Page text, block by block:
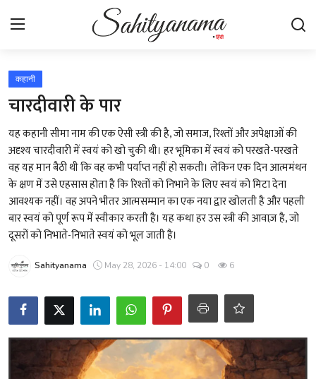
स्वतंत्रता सेनानी
साहित्य समाचार
होम
कहानी
कविता
आलेख
शख्सियत
धरोहर
कहानी
चारदीवारी के पार
यह कहानी सीमा नाम की एक ऐसी स्त्री की है, जो समाज, रिश्तों और अपेक्षाओं की
अदृश्य चारदीवारी में स्वयं को खो चुकी थी। हर भूमिका में स्वयं को परखते-परखते
वह यह मान बैठी थी कि वह कभी पर्याप्त नहीं हो सकती। लेकिन एक दिन आत्ममंथन
के क्षण में उसे एहसास होता है कि रिश्तों को निभाने के लिए स्वयं को मिटा देना
आवश्यक नहीं। वह अपने भीतर आत्मसम्मान का एक नया द्वार खोलती है और पहली
बार स्वयं को पूर्ण रूप में स्वीकार करती है। यह कथा हर उस स्त्री की आवाज़ है, जो
दूसरों को निभाते-निभाते स्वयं को भूल जाती है।
Sahityanama May 28, 2026 - 14:00 0 6